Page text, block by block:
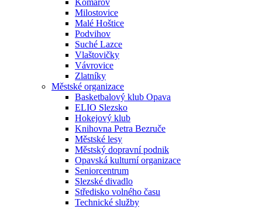
Komárov
Milostovice
Malé Hoštice
Podvihov
Suché Lazce
Vlaštovičky
Vávrovice
Zlatníky
Městské organizace
Basketbalový klub Opava
ELIO Slezsko
Hokejový klub
Knihovna Petra Bezruče
Městské lesy
Městský dopravní podnik
Opavská kulturní organizace
Seniorcentrum
Slezské divadlo
Středisko volného času
Technické služby